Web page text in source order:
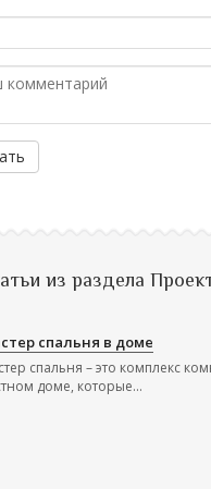
из раздела
спальня в доме
спальня – это комплекс
доме, которые...